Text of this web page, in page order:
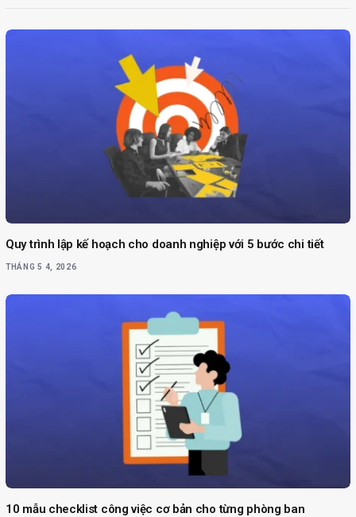
Quy trình lập kế hoạch cho doanh nghiệp với 5 bước chi tiết
THÁNG 5 4, 2026
10 mẫu checklist công việc cơ bản cho từng phòng ban